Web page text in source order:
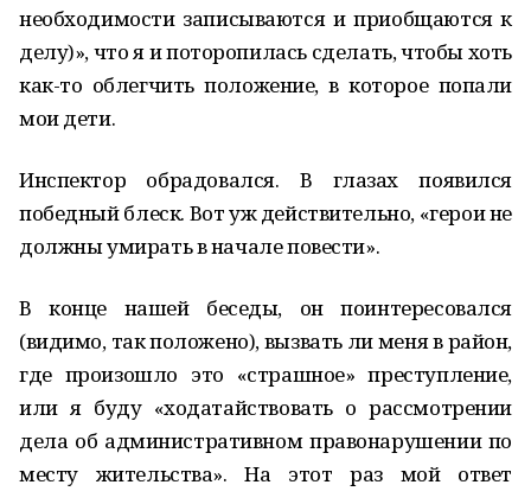
необходимости записываются и приобщаются к
делу)», что я и поторопилась сделать, чтобы хоть
как-то облегчить положение, в которое попали
мои дети.
Инспектор обрадовался. В глазах появился
победный блеск. Вот уж действительно, «герои не
должны умирать в начале повести».
В конце нашей беседы, он поинтересовался
(видимо, так положено), вызвать ли меня в район,
где произошло это «страшное» преступление,
или я буду «ходатайствовать о рассмотрении
дела об административном правонарушении по
месту жительства». На этот раз мой ответ